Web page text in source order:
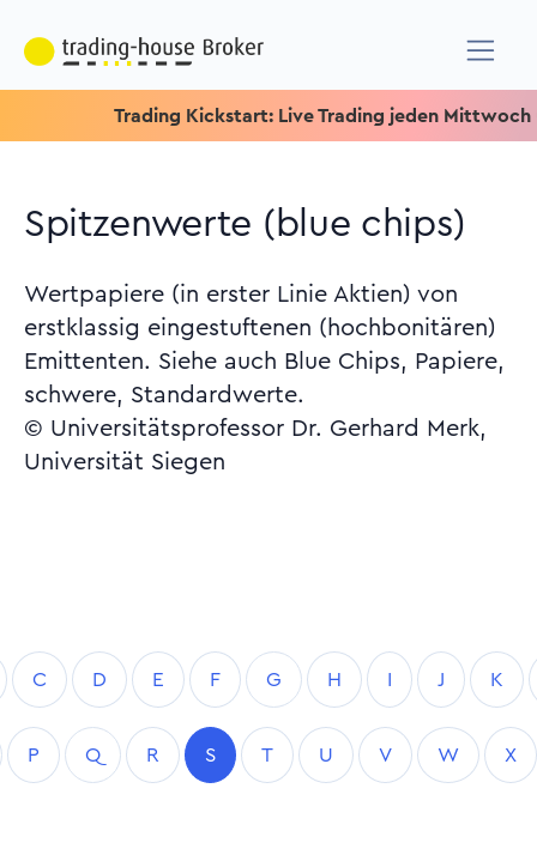
Trading Kickstart: Live Trading jeden Mittwoch um
Spitzenwerte (blue chips)
Wertpapiere (in erster Linie Aktien) von
erstklassig eingestuftenen (hochbonitären)
Emittenten. Siehe auch Blue Chips, Papiere,
schwere, Standardwerte.
© Universitätsprofessor Dr. Gerhard Merk,
Universität Siegen
C D E F G H I J K
P Q R S T U V W X